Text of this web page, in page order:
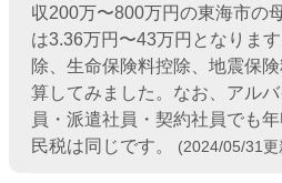
収200万〜800万円の東海市の
は3.36万円〜43万円となりま
除、生命保険料控除、地震保
算してみました。なお、アル
員・派遣社員・契約社員でも
民税は同じです。 (2024/05/31更